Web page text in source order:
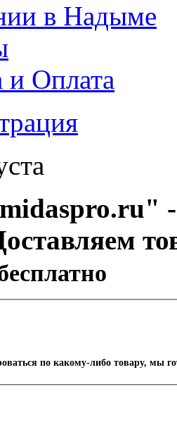
в Надыме
и Оплата
-
по какому-либо товару, мы